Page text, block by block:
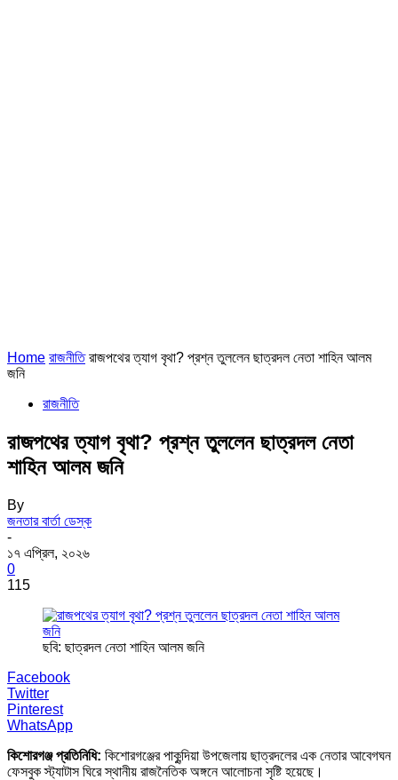
Home রাজনীতি রাজপথের ত্যাগ বৃথা? প্রশ্ন তুললেন ছাত্রদল নেতা শাহিন আলম
জনি
রাজনীতি
রাজপথের ত্যাগ বৃথা? প্রশ্ন তুললেন ছাত্রদল নেতা
শাহিন আলম জনি
By
জনতার বার্তা ডেস্ক
-
১৭ এপ্রিল, ২০২৬
0
115
ছবি: ছাত্রদল নেতা শাহিন আলম জনি
Facebook
Twitter
Pinterest
WhatsApp
কিশোরগঞ্জ প্রতিনিধি: কিশোরগঞ্জের পাকুন্দিয়া উপজেলায় ছাত্রদলের এক নেতার আবেগঘন
ফেসবুক স্ট্যাটাস ঘিরে স্থানীয় রাজনৈতিক অঙ্গনে আলোচনা সৃষ্টি হয়েছে।